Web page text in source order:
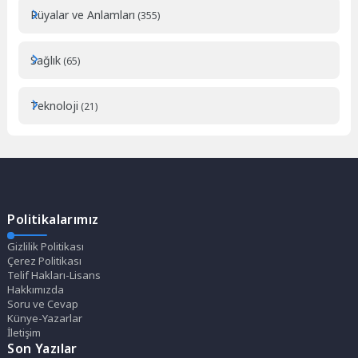
Rüyalar ve Anlamları (355)
Sağlık (65)
Teknoloji (21)
Politikalarımız
Gizlilik Politikası
Çerez Politikası
Telif Hakları-Lisans
Hakkımızda
Soru ve Cevap
Künye-Yazarlar
İletişim
Son Yazılar